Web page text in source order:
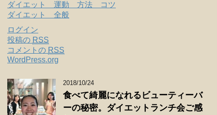
ダイエット 運動 方法 コツ
ダイエット 全般
ログイン
投稿の RSS
コメントの RSS
WordPress.org
2018/10/24
食べて綺麗になれるビューティーバ
ーの秘密。ダイエットランチ会ご感